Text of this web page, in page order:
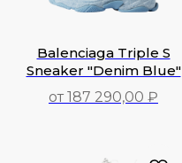
Balenciaga Triple S
Sneaker "Denim Blue"
от 187 290,00 ₽